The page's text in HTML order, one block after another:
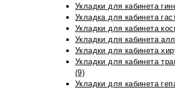
Укладки для кабинета
Укладка для кабинета
Укладки для кабинета
Укладки для кабинета
Укладки для кабинета
Укладки для кабинета
(9)
Укладки для кабинета